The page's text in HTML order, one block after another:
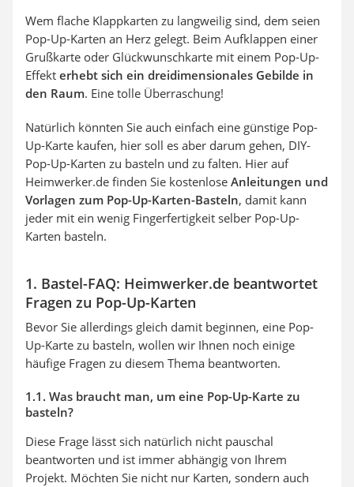
Wem flache Klappkarten zu langweilig sind, dem seien
Pop-Up-Karten an Herz gelegt. Beim Aufklappen einer
Grußkarte oder Glückwunschkarte mit einem Pop-Up-
Effekt erhebt sich ein dreidimensionales Gebilde in
den Raum. Eine tolle Überraschung!
Natürlich könnten Sie auch einfach eine günstige Pop-
Up-Karte kaufen, hier soll es aber darum gehen, DIY-
Pop-Up-Karten zu basteln und zu falten. Hier auf
Heimwerker.de finden Sie kostenlose Anleitungen und
Vorlagen zum Pop-Up-Karten-Basteln, damit kann
jeder mit ein wenig Fingerfertigkeit selber Pop-Up-
Karten basteln.
1. Bastel-FAQ: Heimwerker.de beantwortet
Fragen zu Pop-Up-Karten
Bevor Sie allerdings gleich damit beginnen, eine Pop-
Up-Karte zu basteln, wollen wir Ihnen noch einige
häufige Fragen zu diesem Thema beantworten.
1.1. Was braucht man, um eine Pop-Up-Karte zu
basteln?
Diese Frage lässt sich natürlich nicht pauschal
beantworten und ist immer abhängig von Ihrem
Projekt. Möchten Sie nicht nur Karten, sondern auch